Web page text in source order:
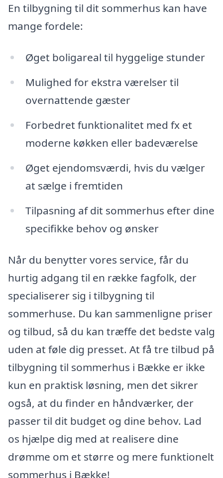
En tilbygning til dit sommerhus kan have
mange fordele:
Øget boligareal til hyggelige stunder
Mulighed for ekstra værelser til
overnattende gæster
Forbedret funktionalitet med fx et
moderne køkken eller badeværelse
Øget ejendomsværdi, hvis du vælger
at sælge i fremtiden
Tilpasning af dit sommerhus efter dine
specifikke behov og ønsker
Når du benytter vores service, får du
hurtig adgang til en række fagfolk, der
specialiserer sig i tilbygning til
sommerhuse. Du kan sammenligne priser
og tilbud, så du kan træffe det bedste valg
uden at føle dig presset. At få tre tilbud på
tilbygning til sommerhus i Bække er ikke
kun en praktisk løsning, men det sikrer
også, at du finder en håndværker, der
passer til dit budget og dine behov. Lad
os hjælpe dig med at realisere dine
drømme om et større og mere funktionelt
sommerhus i Bække!